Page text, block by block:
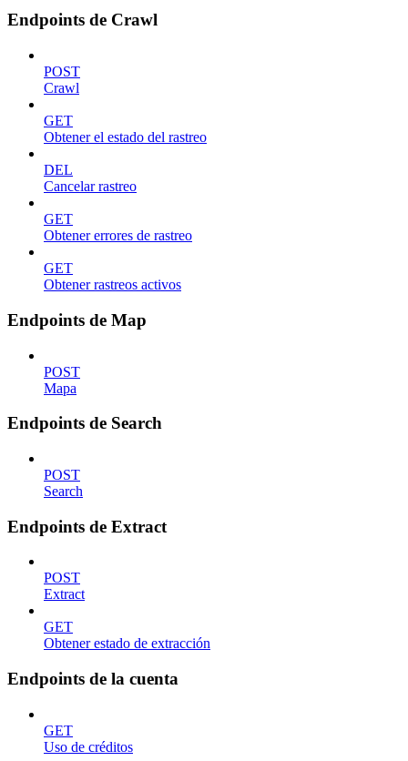
Endpoints de Crawl
POST
Crawl
GET
Obtener el estado del rastreo
DEL
Cancelar rastreo
GET
Obtener errores de rastreo
GET
Obtener rastreos activos
Endpoints de Map
POST
Mapa
Endpoints de Search
POST
Search
Endpoints de Extract
POST
Extract
GET
Obtener estado de extracción
Endpoints de la cuenta
GET
Uso de créditos